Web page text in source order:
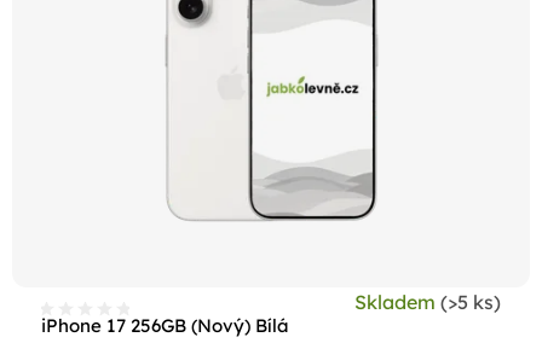
iPhone 17 256GB (Nový) Bílá
Skladem (>5 ks)